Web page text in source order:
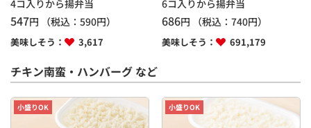
4コ入りから揚弁当
547円 （税込： 590円）
美味しそう： 3,617
6コ入りから揚弁当
686円 （税込：740円）
美味しそう： 691,179
チキン南蛮・ハンバーグ など
小盛りOK 小盛りOK